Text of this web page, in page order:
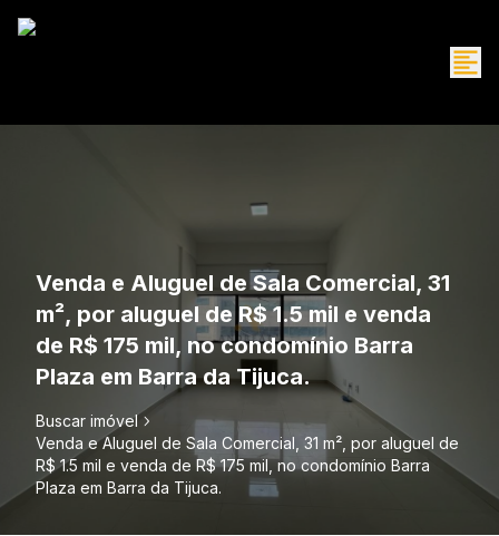
Venda e Aluguel de Sala Comercial, 31
m², por aluguel de R$ 1.5 mil e venda
de R$ 175 mil, no condomínio Barra
Plaza em Barra da Tijuca.
Buscar imóvel
Venda e Aluguel de Sala Comercial, 31 m², por aluguel de
R$ 1.5 mil e venda de R$ 175 mil, no condomínio Barra
Plaza em Barra da Tijuca.